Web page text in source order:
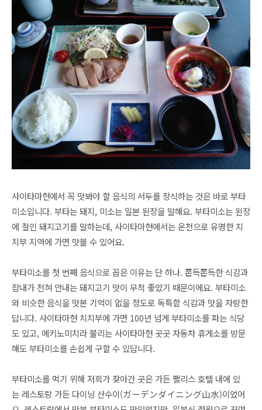
사이타마현에서 꼭 맛봐야 할 음식의 서두를 장식하는 것은 바로 부타
미소입니다. 부타는 돼지, 미소는 일본 된장을 말해요. 부타미소는 된장
에 절인 돼지고기를 말하는데, 사이타마현에서는 온천으로 유명한 치
치부 지역에 가면 맛볼 수 있어요.
부타미소를 첫 번째 음식으로 꼽은 이유는 단 하나. 쫀득쫀득한 식감과
잡내가 전혀 안내는 돼지고기 맛이 무척 좋았기 때문이에요. 부타미소
와 비슷한 음식을 맛본 기억이 없을 정도로 독특함 식감과 맛을 자랑한
답니다. 사이타마현 치치부에 가면 100년 넘게 부타미소를 파는 식당
도 있고, 에키노미치라 불리는 사이타마현 곳곳 자동차 휴게소를 방문
해도 부타미소를 손쉽게 구할 수 있답니다.
부타미소를 먹기 위해 저희가 찾아간 곳은 가든 팰리스 호텔 내에 있
는 레스토랑 가든 다이닝 산수이(ガーデンダイニング山水)이었어